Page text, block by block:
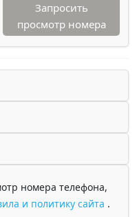
Запросить
просмотр номера
номера телефона,
и политику сайта .